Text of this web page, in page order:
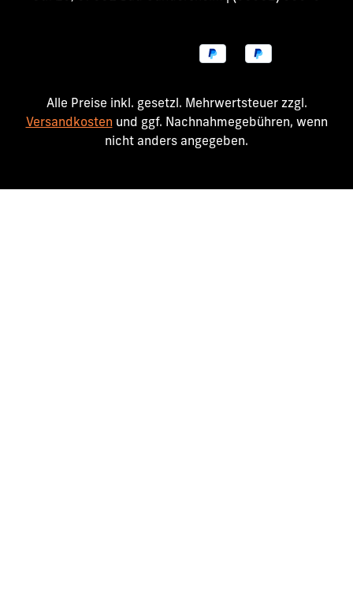
Alle Preise inkl. gesetzl. Mehrwertsteuer zzgl.
Versandkosten und ggf. Nachnahmegebühren, wenn
nicht anders angegeben.